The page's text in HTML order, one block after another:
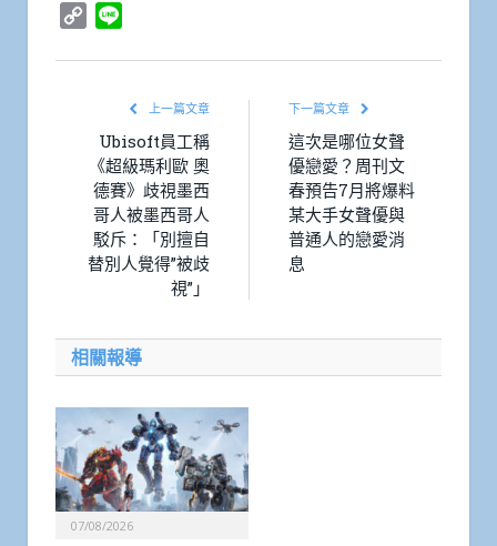
Copy
上一篇文章
Ubisoft員工稱
《超級瑪利歐 奧
德賽》歧視墨西
哥人被墨西哥人
駁斥：「別擅自
替別人覺得”被歧
視”」
下一篇文章
這次是哪位女聲
優戀愛？周刊文
春預告7月將爆料
某大手女聲優與
普通人的戀愛消
息
相關報導
07/08/2026